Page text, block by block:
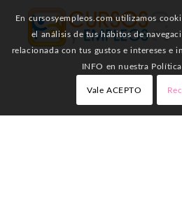
En cursosyempleos.com utilizamos
el análisis de tus hábitos de
relacionada con tus gustos e intereses e
INFO en nuestra
Vale ACEPTO